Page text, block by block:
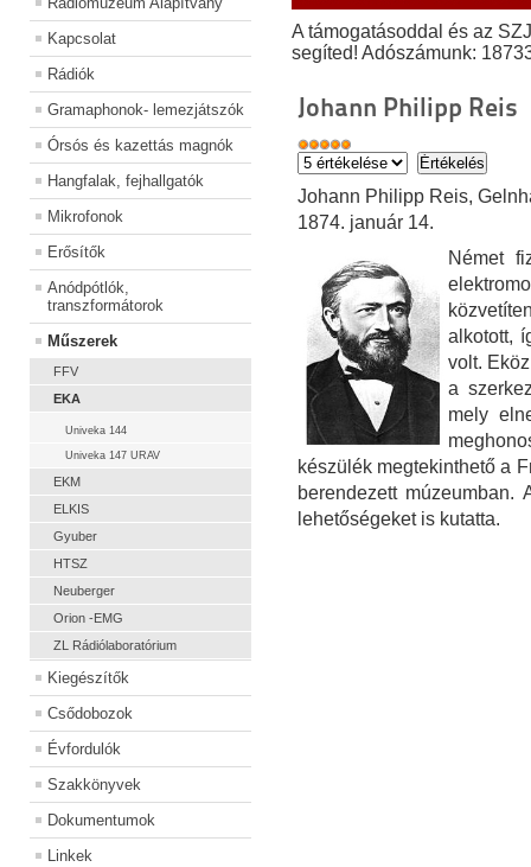
Kapcsolat
Rádiók
Gramaphonok- lemezjátszók
Órsós és kazettás magnók
Hangfalak, fejhallgatók
Mikrofonok
Erősítők
Anódpótlók,
transzformátorok
Műszerek
FFV
EKA
Univeka 144
Univeka 147 URAV
EKM
ELKIS
Gyuber
HTSZ
Neuberger
Orion -EMG
ZL Rádiólaboratórium
Kiegészítők
Csődobozok
Évfordulók
Szakkönyvek
Dokumentumok
Linkek
A támogatásoddal és az
segíted! Adószámunk:
Johann Philipp Reis
Johann Philipp Reis,
1874. január 14.
Német
alkotott,
volt.
a
mely
készülék megtekinthető a
berendezett
lehetőségeket is kutatta.